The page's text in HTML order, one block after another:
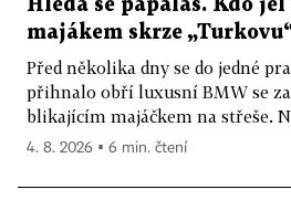
Hledá se papaláš. Kdo
majákem skrze
Před několika dny se do jedné
přihnalo obří luxusní BMW se
blikajícím majáčkem na střeše.
4. 8. 2026 ▪ 6 min. čtení